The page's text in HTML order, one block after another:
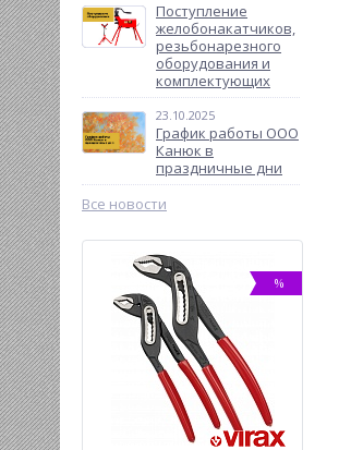
Поступление
желобонакатчиков,
резьбонарезного
оборудования и
комплектующих
23.10.2025
График работы ООО
Канюк в
праздничные дни
Все новости
% %